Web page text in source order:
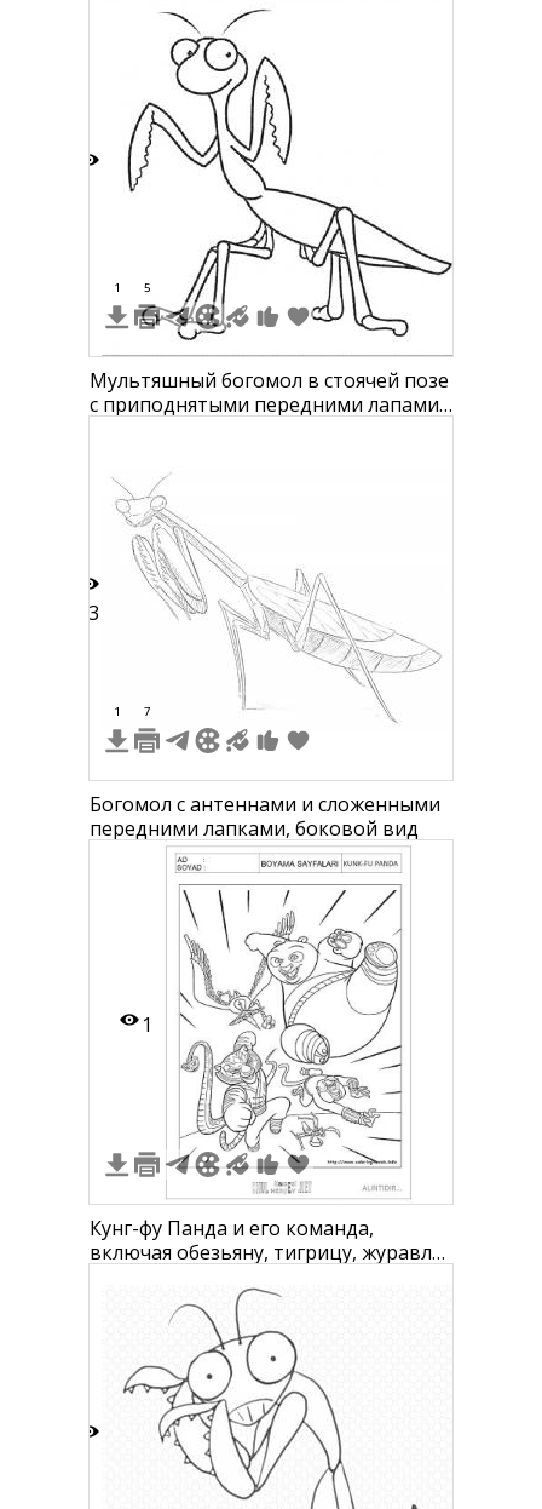
1 5
Мультяшный богомол в стоячей позе
с приподнятыми передними лапами,
13
1 7
Богомол с антеннами и сложенными
передними лапками, боковой вид
1
Кунг-фу Панда и его команда,
включая обезьяну, тигрицу, журавля